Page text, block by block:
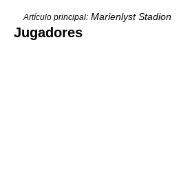
Artículo principal: Marienlyst Stadion
Jugadores